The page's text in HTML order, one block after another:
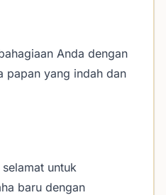
Anda dengan
papan yang indah dan
untuk
baru dengan